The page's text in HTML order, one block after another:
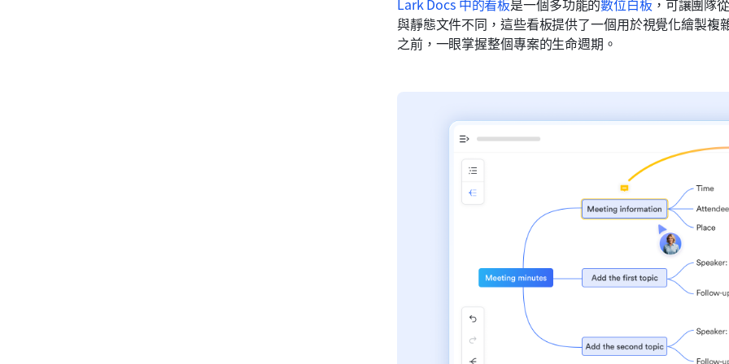
Lark Docs 中的看板是一個多功能的數位白板 ，可讓團隊
與靜態文件不同，這些看板提供了一個用於視覺化繪製
之前，一眼掌握整個專案的生命週期。